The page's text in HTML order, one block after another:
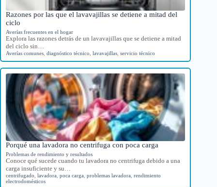
Razones por las que el lavavajillas se detiene a mitad del
ciclo
Averías frecuentes en el hogar
Explora las razones detrás de un lavavajillas que se detiene a mitad
del ciclo sin…
Averías comunes diagnóstico técnico lavavajillas servicio técnico
Porqué una lavadora no centrifuga con poca carga
Problemas de rendimiento y resultados
Conoce qué sucede cuando tu lavadora no centrifuga debido a una
carga insuficiente y su…
centrifugado lavadora poca carga problemas lavadora rendimiento
electrodomésticos